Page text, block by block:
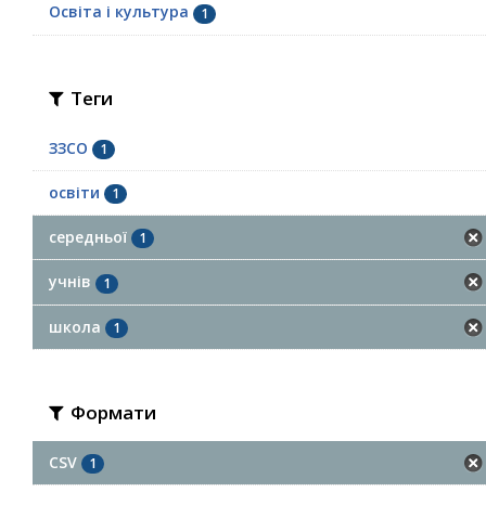
Освіта і культура 1
Теги
ЗЗСО 1
освіти 1
середньої 1
учнів 1
школа 1
Формати
CSV 1